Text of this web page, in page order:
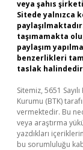
veya şahıs
Sitede yalnızca
taşımamakta
paylaşım
benzerlikleri
taslak
Sitemiz, 5651
Kurumu (BTK)
vermektedir. Bu
veya araştırma
yazdıkları
bu sorumluluğu